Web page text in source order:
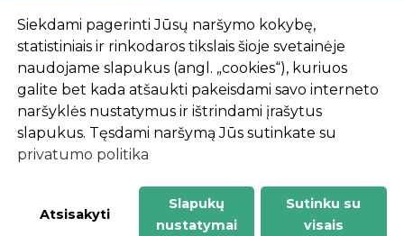
Automobilių priežiūrai
Sodui ir daržui
Informacija
Apie mus
Prekių pirkimo – pardavimo taisyklės
Prekių pristatymas ir atsiėmimas
-
1
2
%
n
u
o
l
a
i
d
Siekdami pagerinti Jūsų naršymo kokybę,
statistiniais ir rinkodaros tikslais šioje svetainėje
naudojame slapukus (angl. „cookies“), kuriuos
galite bet kada atšaukti pakeisdami savo interneto
naršyklės nustatymus ir ištrindami įrašytus
slapukus. Tęsdami naršymą Jūs sutinkate su
privatumo politika
Atsisakyti
Slapukų
nustatymai
Sutinku su
visais